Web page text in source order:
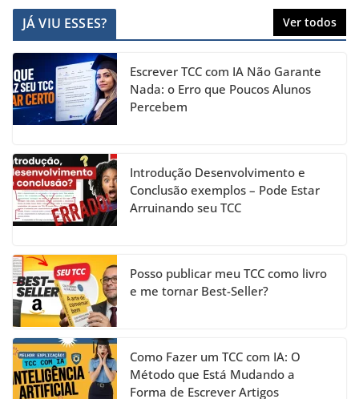
c
e
b
o
o
k
a
gr
a
m
k
e
dI
n
er T
u
b
e
h
a
n
el
JÁ VIU ESSES? Ver todos
Escrever TCC com IA Não Garante
Nada: o Erro que Poucos Alunos
Percebem
Introdução Desenvolvimento e
Conclusão exemplos – Pode Estar
Arruinando seu TCC
Posso publicar meu TCC como livro
e me tornar Best-Seller?
Como Fazer um TCC com IA: O
Método que Está Mudando a
Forma de Escrever Artigos